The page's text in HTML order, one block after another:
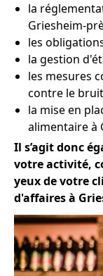
la
Griesheim-
les
la gestion
les mesures
contre le
la mise en
alimentaire à
Il s’agit donc
votre activité,
yeux de votre
d'affaires à